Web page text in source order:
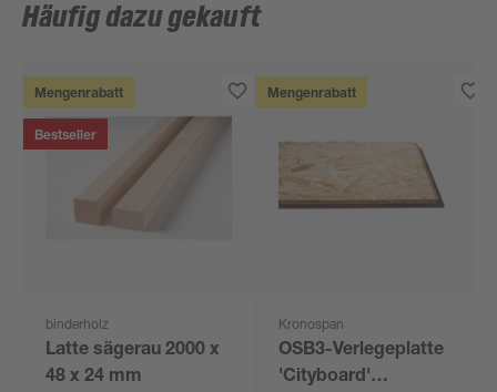
Häufig dazu gekauft
Mengenrabatt
Bestseller
binderholz
Latte sägerau 2000 x
48 x 24 mm
Mengenrabatt
Kronospan
OSB3-Verlegeplatte
'Cityboard'